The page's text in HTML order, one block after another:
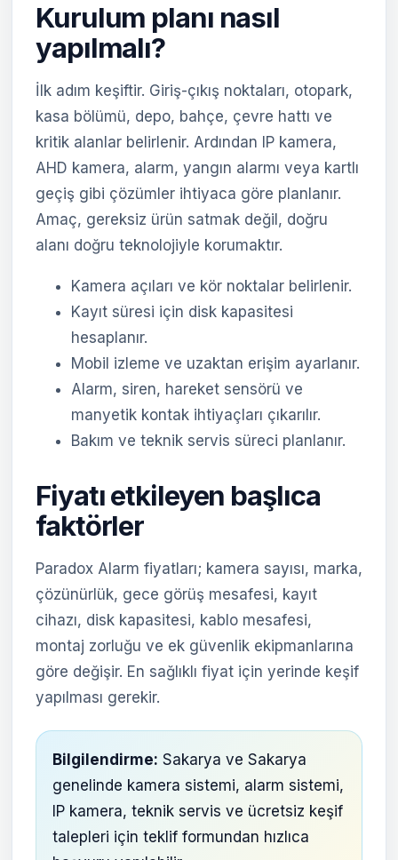
Kurulum planı nasıl
yapılmalı?
İlk adım keşiftir. Giriş-çıkış noktaları, otopark,
kasa bölümü, depo, bahçe, çevre hattı ve
kritik alanlar belirlenir. Ardından IP kamera,
AHD kamera, alarm, yangın alarmı veya kartlı
geçiş gibi çözümler ihtiyaca göre planlanır.
Amaç, gereksiz ürün satmak değil, doğru
alanı doğru teknolojiyle korumaktır.
Kamera açıları ve kör noktalar belirlenir.
Kayıt süresi için disk kapasitesi
hesaplanır.
Mobil izleme ve uzaktan erişim ayarlanır.
Alarm, siren, hareket sensörü ve
manyetik kontak ihtiyaçları çıkarılır.
Bakım ve teknik servis süreci planlanır.
Fiyatı etkileyen başlıca
faktörler
Paradox Alarm fiyatları; kamera sayısı, marka,
çözünürlük, gece görüş mesafesi, kayıt
cihazı, disk kapasitesi, kablo mesafesi,
montaj zorluğu ve ek güvenlik ekipmanlarına
göre değişir. En sağlıklı fiyat için yerinde keşif
yapılması gerekir.
Bilgilendirme: Sakarya ve Sakarya
genelinde kamera sistemi, alarm sistemi,
IP kamera, teknik servis ve ücretsiz keşif
talepleri için teklif formundan hızlıca